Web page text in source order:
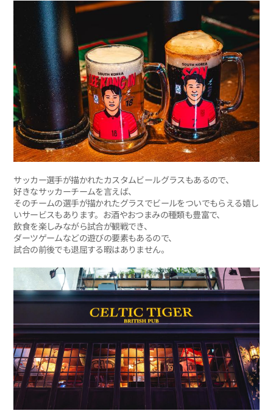
サッカー選手が描かれたカスタムビールグラスもあるので、
好きなサッカーチームを言えば、
そのチームの選手が描かれたグラスでビールをついでもらえる嬉し
いサービスもあります。お酒やおつまみの種類も豊富で、
飲食を楽しみながら試合が観戦でき、
ダーツゲームなどの遊びの要素もあるので、
試合の前後でも退屈する暇はありません。